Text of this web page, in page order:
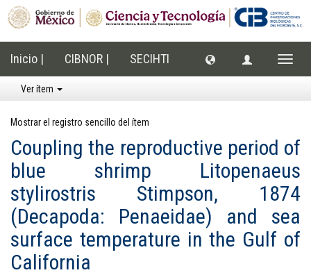
Inicio | CIBNOR | SECIHTI
Ver ítem
Mostrar el registro sencillo del ítem
Coupling the reproductive period of
blue shrimp Litopenaeus
stylirostris Stimpson, 1874
(Decapoda: Penaeidae) and sea
surface temperature in the Gulf of
California